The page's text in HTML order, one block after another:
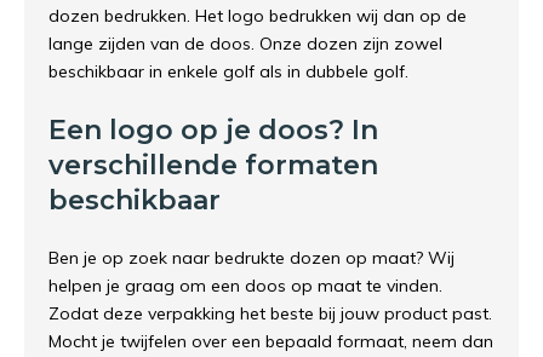
dozen bedrukken. Het logo bedrukken wij dan op de
lange zijden van de doos. Onze dozen zijn zowel
beschikbaar in enkele golf als in dubbele golf.
Een logo op je doos? In
verschillende formaten
beschikbaar
Ben je op zoek naar bedrukte dozen op maat? Wij
helpen je graag om een doos op maat te vinden.
Zodat deze verpakking het beste bij jouw product past.
Mocht je twijfelen over een bepaald formaat, neem dan